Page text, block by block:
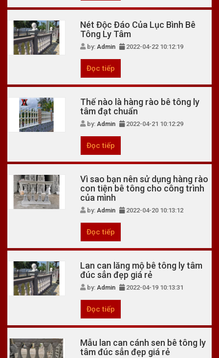
Nét Độc Đáo Của Lục Bình Bê
Tông Ly Tâm
by:Admin 2022-04-22 10:12:19
Đọc tiếp
Thế nào là hàng rào bê tông ly
tâm đạt chuẩn
by:Admin 2022-04-21 10:12:29
Đọc tiếp
Vì sao bạn nên sử dụng hàng rào
con tiện bê tông cho công trình
của mình
by:Admin 2022-04-20 10:13:12
Đọc tiếp
Lan can lăng mộ bê tông ly tâm
đúc sẳn đẹp giá rẻ
by:Admin 2022-04-19 10:13:31
Đọc tiếp
Mẫu lan can cánh sen bê tông ly
tâm đúc sẳn đẹp giá rẻ